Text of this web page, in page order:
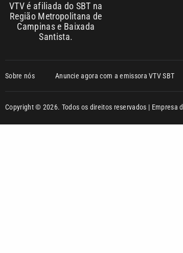
VTV é afiliada do SBT na
Região Metropolitana de
Campinas e Baixada
Santista.
Sobre nós Anuncie agora com a emissora VTV SBT
Copyright © 2026. Todos os direitos reservados | Empresa